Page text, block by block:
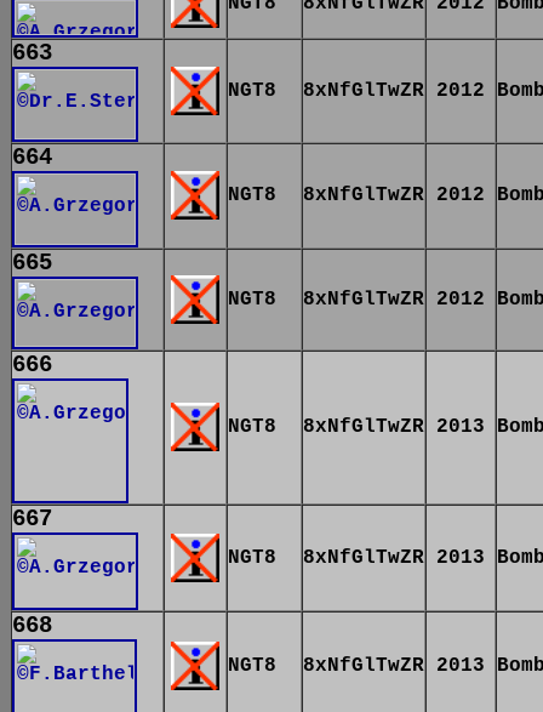
663
NGT8 8xNfGlTwZR 2012
664
NGT8 8xNfGlTwZR 2012
665
NGT8 8xNfGlTwZR 2012
666
NGT8 8xNfGlTwZR 2013
667
NGT8 8xNfGlTwZR 2013
668
NGT8 8xNfGlTwZR 2013